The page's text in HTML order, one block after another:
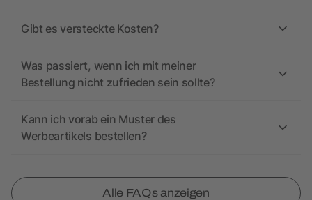
Gibt es versteckte Kosten?
Was passiert, wenn ich mit meiner
Bestellung nicht zufrieden sein sollte?
Kann ich vorab ein Muster des
Werbeartikels bestellen?
Alle FAQs anzeigen